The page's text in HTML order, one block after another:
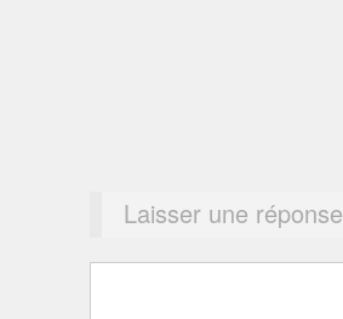
Laisser une réponse